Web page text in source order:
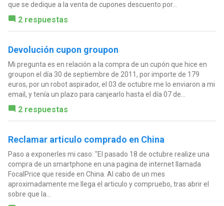
que se dedique a la venta de cupones descuento por...
2 respuestas
Devolución cupon groupon
Mi pregunta es en relación a la compra de un cupón que hice en
groupon el día 30 de septiembre de 2011, por importe de 179
euros, por un robot aspirador, el 03 de octubre me lo enviaron a mi
email, y tenía un plazo para canjearlo hasta el día 07 de...
2 respuestas
Reclamar articulo comprado en China
Paso a exponerles mi caso: "El pasado 18 de octubre realize una
compra de un smartphone en una pagina de internet llamada
FocalPrice que reside en China. Al cabo de un mes
aproximadamente me llega el articulo y compruebo, tras abrir el
sobre que la...